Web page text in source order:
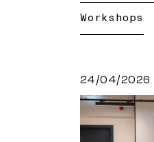
Workshops
24/04/2026